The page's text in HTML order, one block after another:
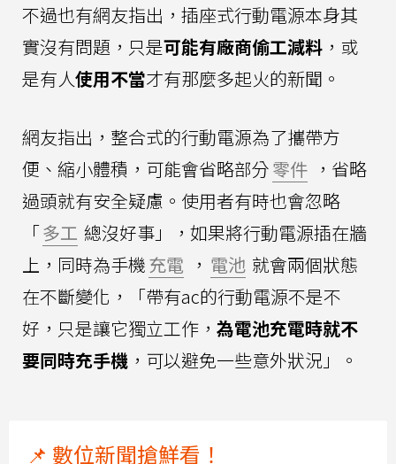
不過也有網友指出，插座式行動電源本身其
實沒有問題，只是可能有廠商偷工減料 ，或
是有人使用不當才有那麼多起火的新聞。
網友指出，整合式的行動電源為了攜帶方
便、縮小體積，可能會省略部分零件 ，省略
過頭就有安全疑慮。使用者有時也會忽略
「多工 總沒好事」，如果將行動電源插在牆
上，同時為手機充電 ， 電池 就會兩個狀態
在不斷變化，「帶有ac的行動電源不是不
好，只是讓它獨立工作， 為電池充電時就不
要同時充手機 ，可以避免一些意外狀況」。
📌 數位新聞搶鮮看！